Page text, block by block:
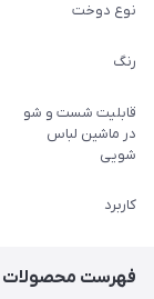
نوع دوخت
رنگ
قابلیت شست و شو
در ماشین لباس
شویی
کاربرد
فهرست محصولات